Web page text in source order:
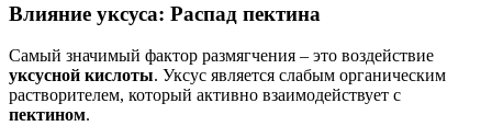
Влияние уксуса: Распад пектина
Самый значимый фактор размягчения – это воздействие
уксусной кислоты. Уксус является слабым органическим
растворителем, который активно взаимодействует с
пектином.